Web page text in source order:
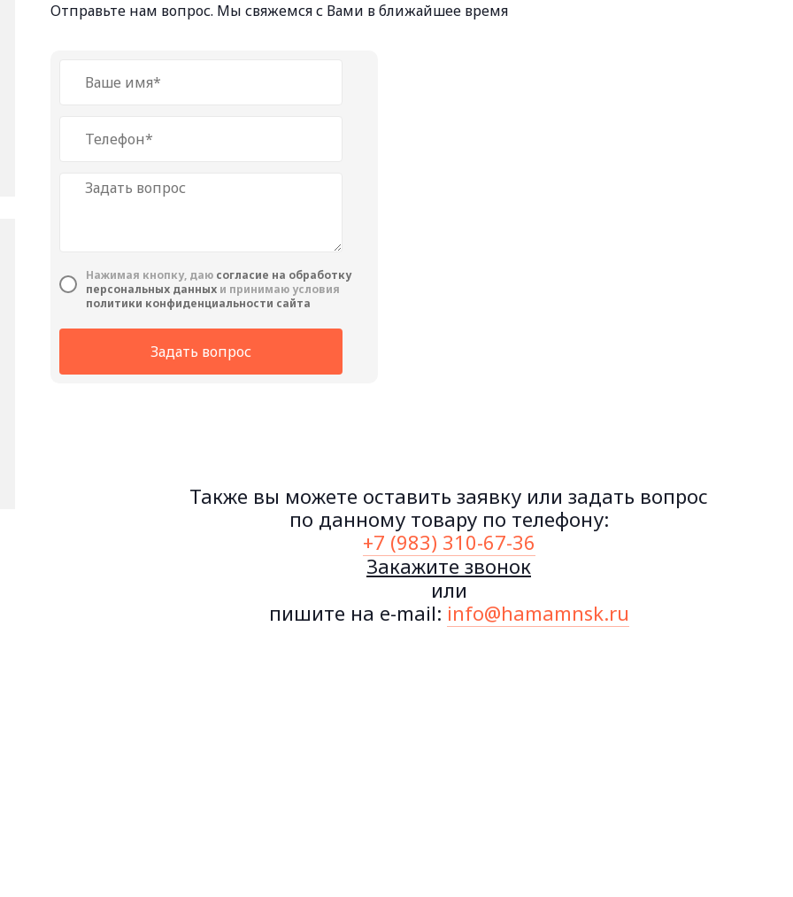
Отправьте нам вопрос. Мы свяжемся с Вами в ближайшее время
Нажимая кнопку, даю cогласие на обработку
персональных данных и принимаю условия
политики конфиденциальности сайта
Задать вопрос
Также вы можете оставить заявку или задать вопрос
по данному товару по телефону:
+7 (983) 310-67-36
Закажите звонок
или
пишите на e-mail: info@hamamnsk.ru